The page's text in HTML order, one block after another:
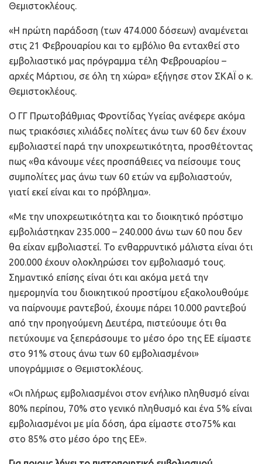
Θεμιστοκλέους.
«Η πρώτη παράδοση (των 474.000 δόσεων) αναμένεται
στις 21 Φεβρουαρίου και το εμβόλιο θα ενταχθεί στο
εμβολιαστικό μας πρόγραμμα τέλη Φεβρουαρίου –
αρχές Μάρτιου, σε όλη τη χώρα» εξήγησε στον ΣΚΑΪ ο κ.
Θεμιστοκλέους.
Ο ΓΓ Πρωτοβάθμιας Φροντίδας Υγείας ανέφερε ακόμα
πως τριακόσιες χιλιάδες πολίτες άνω των 60 δεν έχουν
εμβολιαστεί παρά την υποχρεωτικότητα, προσθέτοντας
πως «θα κάνουμε νέες προσπάθειες να πείσουμε τους
συμπολίτες μας άνω των 60 ετών να εμβολιαστούν,
γιατί εκεί είναι και το πρόβλημα».
«Με την υποχρεωτικότητα και το διοικητικό πρόστιμο
εμβολιάστηκαν 235.000 – 240.000 άνω των 60 που δεν
θα είχαν εμβολιαστεί. Το ενθαρρυντικό μάλιστα είναι ότι
200.000 έχουν ολοκληρώσει τον εμβολιασμό τους.
Σημαντικό επίσης είναι ότι και ακόμα μετά την
ημερομηνία του διοικητικού προστίμου εξακολουθούμε
να παίρνουμε ραντεβού, έχουμε πάρει 10.000 ραντεβού
από την προηγούμενη Δευτέρα, πιστεύουμε ότι θα
πετύχουμε να ξεπεράσουμε το μέσο όρο της ΕΕ είμαστε
στο 91% στους άνω των 60 εμβολιασμένοι»
υπογράμμισε ο Θεμιστοκλέους.
«Οι πλήρως εμβολιασμένοι στον ενήλικο πληθυσμό είναι
80% περίπου, 70% στο γενικό πληθυσμό και ένα 5% είναι
εμβολιασμένοι με μία δόση, άρα είμαστε στο75% και
στο 85% στο μέσο όρο της ΕΕ».